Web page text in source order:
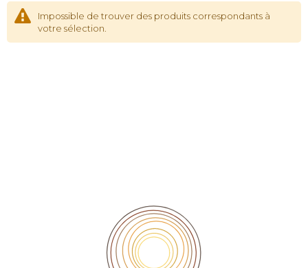
Impossible de trouver des produits correspondants à
votre sélection.